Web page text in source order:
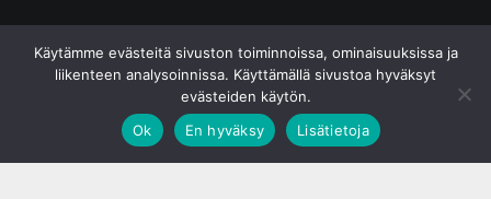
Käytämme evästeitä sivuston toiminnoissa, ominaisuuksissa ja
liikenteen analysoinnissa. Käyttämällä sivustoa hyväksyt
evästeiden käytön.
Ok
En hyväksy Lisätietoja